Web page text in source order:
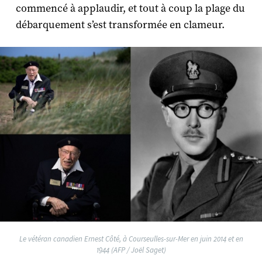
commencé à applaudir, et tout à coup la plage du
débarquement s’est transformée en clameur.
Le vétéran canadien Ernest Côté, à Courseulles-sur-Mer en juin 2014 et en
1944 (AFP / Joël Saget)